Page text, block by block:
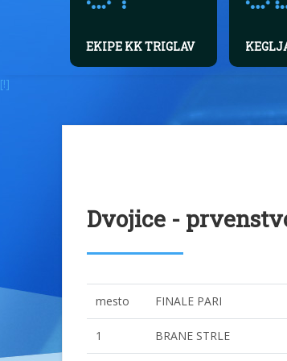
EKIPE KK TRIGLAV
[!]
Dvojice -
mesto FINALE PARI
1 BRANE STRLE